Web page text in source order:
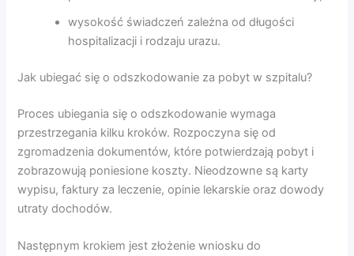
wysokość świadczeń zależna od długości
hospitalizacji i rodzaju urazu.
Jak ubiegać się o odszkodowanie za pobyt w szpitalu?
Proces ubiegania się o odszkodowanie wymaga
przestrzegania kilku kroków. Rozpoczyna się od
zgromadzenia dokumentów, które potwierdzają pobyt i
zobrazowują poniesione koszty. Nieodzowne są karty
wypisu, faktury za leczenie, opinie lekarskie oraz dowody
utraty dochodów.
Następnym krokiem jest złożenie wniosku do